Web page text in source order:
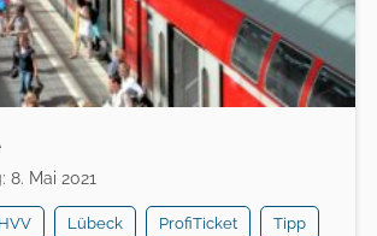
8. Mai 2021
HVV Lübeck ProfiTicket Tipp